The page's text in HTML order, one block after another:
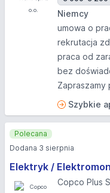
Niemcy
umowa o
rekrutacja
praca od
bez
Zapraszamy
Szybkie
Elektryk /
Copco Plus
Polecana
Dodana 3 sierpnia